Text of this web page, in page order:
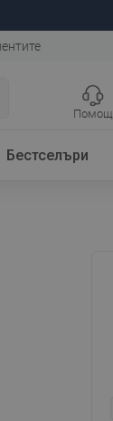
Помощ
Бестселъри